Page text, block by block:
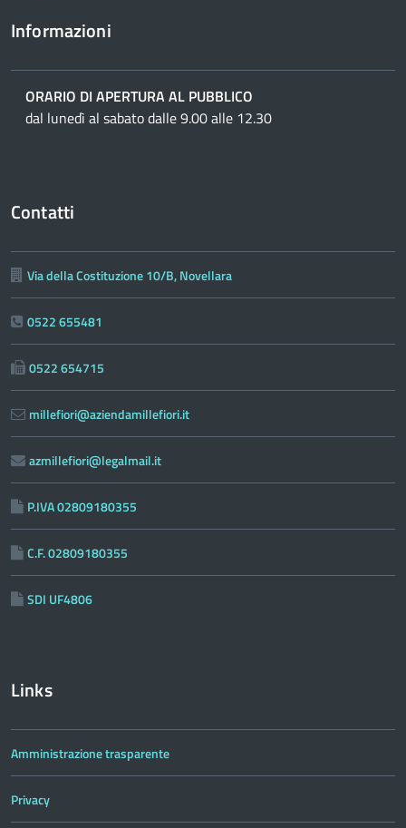
Informazioni
ORARIO DI APERTURA AL PUBBLICO
dal lunedì al sabato dalle 9.00 alle 12.30
Contatti
Via della Costituzione 10/B, Novellara
0522 655481
0522 654715
millefiori@aziendamillefiori.it
azmillefiori@legalmail.it
P.IVA 02809180355
C.F. 02809180355
SDI UF4806
Links
Amministrazione trasparente
Privacy